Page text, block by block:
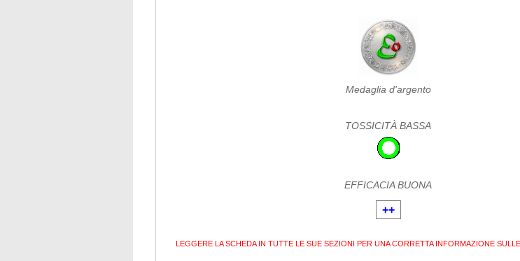
Medaglia d'argento
TOSSICITÀ BASSA
EFFICACIA BUONA
++
LEGGERE LA SCHEDA IN TUTTE LE SUE SEZIONI PER UNA CORRETTA INFORMAZIONE